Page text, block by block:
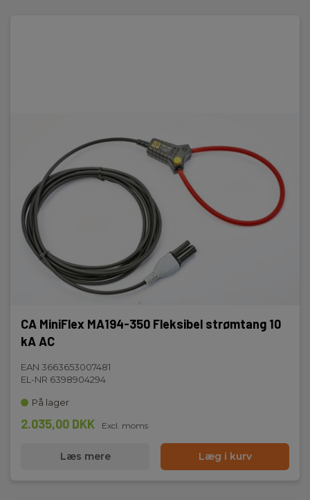
CA MiniFlex MA194-350 Fleksibel strømtang 10
kA AC
EAN 3663653007481
EL-NR 6398904294
På lager
2.035,00 DKK Excl. moms
Læs mere Læg i kurv